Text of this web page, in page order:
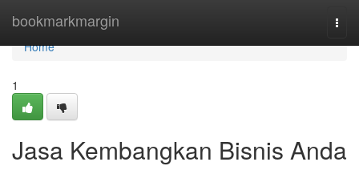
bookmarkmargin
Home
Home
1
Jasa Kembangkan Bisnis Anda